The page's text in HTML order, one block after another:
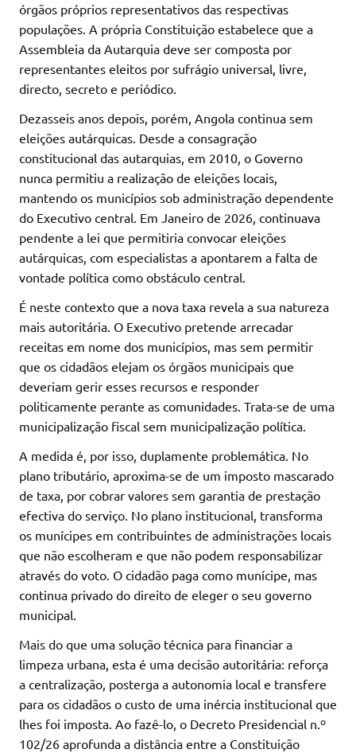
órgãos próprios representativos das respectivas
populações. A própria Constituição estabelece que a
Assembleia da Autarquia deve ser composta por
representantes eleitos por sufrágio universal, livre,
directo, secreto e periódico.
Dezasseis anos depois, porém, Angola continua sem
eleições autárquicas. Desde a consagração
constitucional das autarquias, em 2010, o Governo
nunca permitiu a realização de eleições locais,
mantendo os municípios sob administração dependente
do Executivo central. Em Janeiro de 2026, continuava
pendente a lei que permitiria convocar eleições
autárquicas, com especialistas a apontarem a falta de
vontade política como obstáculo central.
É neste contexto que a nova taxa revela a sua natureza
mais autoritária. O Executivo pretende arrecadar
receitas em nome dos municípios, mas sem permitir
que os cidadãos elejam os órgãos municipais que
deveriam gerir esses recursos e responder
politicamente perante as comunidades. Trata-se de uma
municipalização fiscal sem municipalização política.
A medida é, por isso, duplamente problemática. No
plano tributário, aproxima-se de um imposto mascarado
de taxa, por cobrar valores sem garantia de prestação
efectiva do serviço. No plano institucional, transforma
os munícipes em contribuintes de administrações locais
que não escolheram e que não podem responsabilizar
através do voto. O cidadão paga como munícipe, mas
continua privado do direito de eleger o seu governo
municipal.
Mais do que uma solução técnica para financiar a
limpeza urbana, esta é uma decisão autoritária: reforça
a centralização, posterga a autonomia local e transfere
para os cidadãos o custo de uma inércia institucional que
lhes foi imposta. Ao fazê-lo, o Decreto Presidencial n.º
102/26 aprofunda a distância entre a Constituição